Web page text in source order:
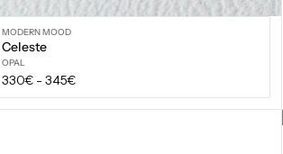
MODERN MOOD
Celeste
OPAL
Prix
régulier
330€ - 345€
VOIR LES OPTIONS